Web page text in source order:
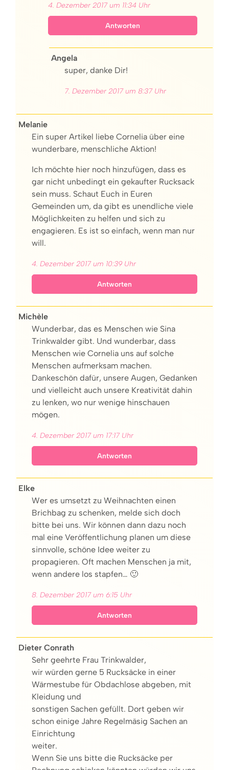
4. Dezember 2017 um 11:34 Uhr
Antworten
Angela
super, danke Dir!
7. Dezember 2017 um 8:37 Uhr
Melanie
Ein super Artikel liebe Cornelia über eine
wunderbare, menschliche Aktion!
Ich möchte hier noch hinzufügen, dass es
gar nicht unbedingt ein gekaufter Rucksack
sein muss. Schaut Euch in Euren
Gemeinden um, da gibt es unendliche viele
Möglichkeiten zu helfen und sich zu
engagieren. Es ist so einfach, wenn man nur
will.
4. Dezember 2017 um 10:39 Uhr
Antworten
Michèle
Wunderbar, das es Menschen wie Sina
Trinkwalder gibt. Und wunderbar, dass
Menschen wie Cornelia uns auf solche
Menschen aufmerksam machen.
Dankeschön dafür, unsere Augen, Gedanken
und vielleicht auch unsere Kreativität dahin
zu lenken, wo nur wenige hinschauen
mögen.
4. Dezember 2017 um 17:17 Uhr
Antworten
Elke
Wer es umsetzt zu Weihnachten einen
Brichbag zu schenken, melde sich doch
bitte bei uns. Wir können dann dazu noch
mal eine Veröffentlichung planen um diese
sinnvolle, schöne Idee weiter zu
propagieren. Oft machen Menschen ja mit,
wenn andere los stapfen… 🙂
8. Dezember 2017 um 6:15 Uhr
Antworten
Dieter Conrath
Sehr geehrte Frau Trinkwalder,
wir würden gerne 5 Rucksäcke in einer
Wärmestube für Obdachlose abgeben, mit
Kleidung und
sonstigen Sachen gefüllt. Dort geben wir
schon einige Jahre Regelmäsig Sachen an
Einrichtung
weiter.
Wenn Sie uns bitte die Rucksäcke per